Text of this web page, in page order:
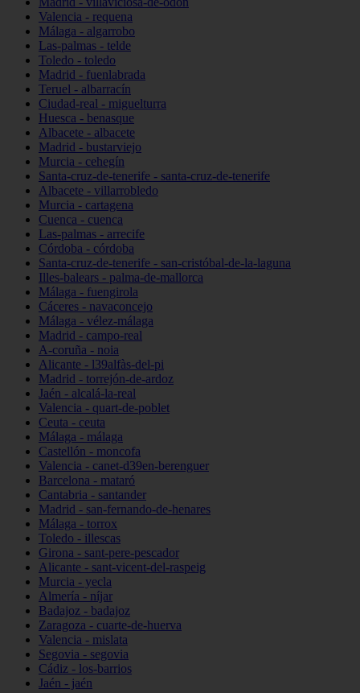
Valencia - requena
Málaga - algarrobo
Las-palmas - telde
Toledo - toledo
Madrid - fuenlabrada
Teruel - albarracín
Ciudad-real - miguelturra
Huesca - benasque
Albacete - albacete
Madrid - bustarviejo
Murcia - cehegín
Santa-cruz-de-tenerife - santa-cruz-de-tenerife
Albacete - villarrobledo
Murcia - cartagena
Cuenca - cuenca
Las-palmas - arrecife
Córdoba - córdoba
Santa-cruz-de-tenerife - san-cristóbal-de-la-laguna
Illes-balears - palma-de-mallorca
Málaga - fuengirola
Cáceres - navaconcejo
Málaga - vélez-málaga
Madrid - campo-real
A-coruña - noia
Alicante - l39alfàs-del-pi
Madrid - torrejón-de-ardoz
Jaén - alcalá-la-real
Valencia - quart-de-poblet
Ceuta - ceuta
Málaga - málaga
Castellón - moncofa
Valencia - canet-d39en-berenguer
Barcelona - mataró
Cantabria - santander
Madrid - san-fernando-de-henares
Málaga - torrox
Toledo - illescas
Girona - sant-pere-pescador
Alicante - sant-vicent-del-raspeig
Murcia - yecla
Almería - níjar
Badajoz - badajoz
Zaragoza - cuarte-de-huerva
Valencia - mislata
Segovia - segovia
Cádiz - los-barrios
Jaén - jaén